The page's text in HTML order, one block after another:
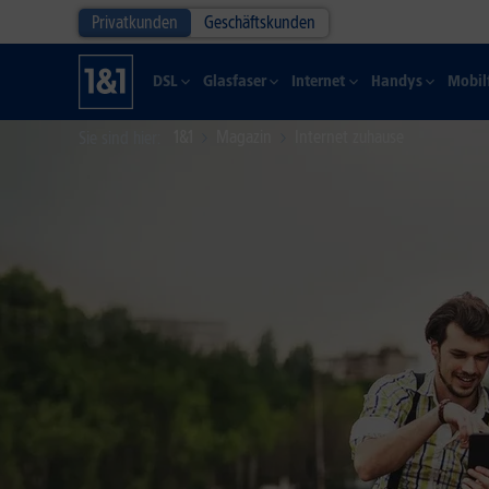
Privatkunden Geschäftskunden
DSL Glasfaser Internet Handys